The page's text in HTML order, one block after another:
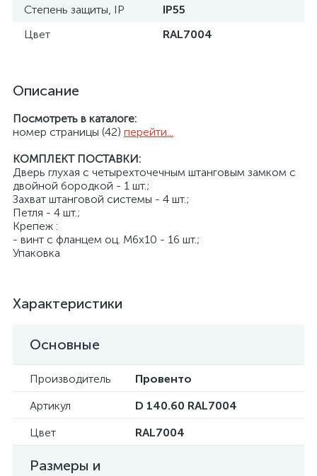
Степень защиты, IP
IP55
Цвет
RAL7004
Описание
Посмотреть в каталоге:
номер страницы (42) перейти...
КОМПЛЕКТ ПОСТАВКИ:
Дверь глухая с четырехточечным штанговым замком с
двойной бородкой - 1 шт.;
Захват штанговой системы - 4 шт.;
Петля - 4 шт.;
Крепеж :
- винт с фланцем оц. М6х10 - 16 шт.;
Упаковка
Характеристики
Основные
Производитель
Провенто
Артикул
D 140.60 RAL7004
Цвет
RAL7004
Размеры и